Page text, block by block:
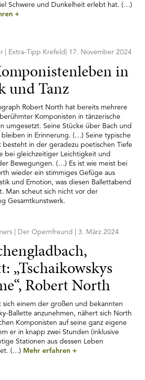
Schwere und Dunkelheit erlebt hat. (…)
+
| Extra-Tipp Krefeld| 17. November 2024
in
und Tanz
Robert North hat bereits mehrere
Komponisten in tänzerische
umgesetzt. Seine Stücke über Bach und
bleiben in Erinnerung. (…) Seine typische
besteht in der geradezu poetischen Tiefe
bei gleichzeitiger Leichtigkeit und
Bewegungen. (…) Es ist wie meist bei
wieder ein stimmiges Gefüge aus
und Emotion, was diesen Ballettabend
Man scheut sich nicht vor der
Gesamtkunstwerk.
| Der Opernfreund | 3. März 2024
„Tschaikowskys
Robert North
einem der großen und bekannten
Ballette anzunehmen, nähert sich North
Komponisten auf seine ganz eigene
er in knapp zwei Stunden (inklusive
Stationen aus dessen Leben
(…) Mehr erfahren +